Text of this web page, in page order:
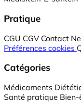
Pratique
CGU CGV Contact
Préférences cookies
Catégories
Médicaments
Santé pratique Bien-